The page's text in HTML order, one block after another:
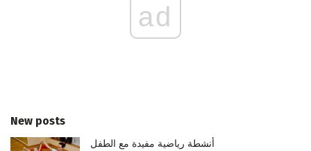
ad
New posts
أنشطة رياضية مفيدة مع الطفل